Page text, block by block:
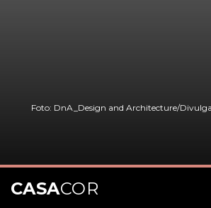
Foto: DnA_Design and Architecture/
Abriendo...
CASACOR